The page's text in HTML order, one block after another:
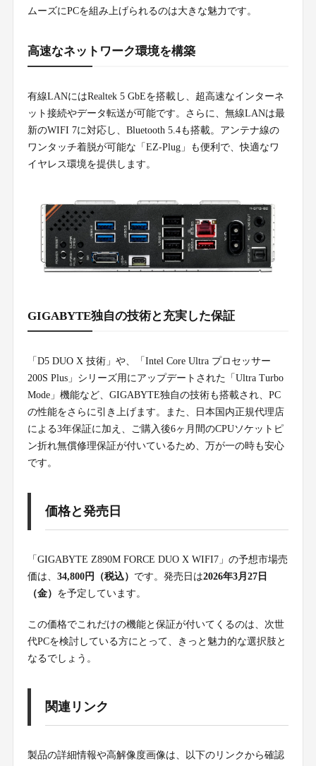
ムーズにPCを組み上げられるのは大きな魅力です。
高速なネットワーク環境を構築
有線LANにはRealtek 5 GbEを搭載し、超高速なインターネ
ット接続やデータ転送が可能です。さらに、無線LANは最
新のWIFI 7に対応し、Bluetooth 5.4も搭載。アンテナ線の
ワンタッチ着脱が可能な「EZ-Plug」も便利で、快適なワ
イヤレス環境を提供します。
GIGABYTE独自の技術と充実した保証
「D5 DUO X 技術」や、「Intel Core Ultra プロセッサー
200S Plus」シリーズ用にアップデートされた「Ultra Turbo
Mode」機能など、GIGABYTE独自の技術も搭載され、PC
の性能をさらに引き上げます。また、日本国内正規代理店
による3年保証に加え、ご購入後6ヶ月間のCPUソケットピ
ン折れ無償修理保証が付いているため、万が一の時も安心
です。
価格と発売日
「GIGABYTE Z890M FORCE DUO X WIFI7」の予想市場売
価は、 34,800円（税込） です。発売日は2026年3月27日
（金） を予定しています。
この価格でこれだけの機能と保証が付いてくるのは、次世
代PCを検討している方にとって、きっと魅力的な選択肢と
なるでしょう。
関連リンク
製品の詳細情報や高解像度画像は、以下のリンクから確認